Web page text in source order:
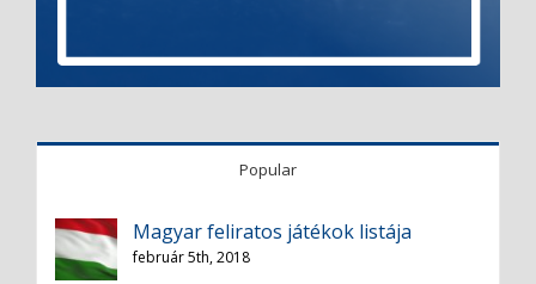
Popular
Magyar feliratos játékok listája
február 5th, 2018